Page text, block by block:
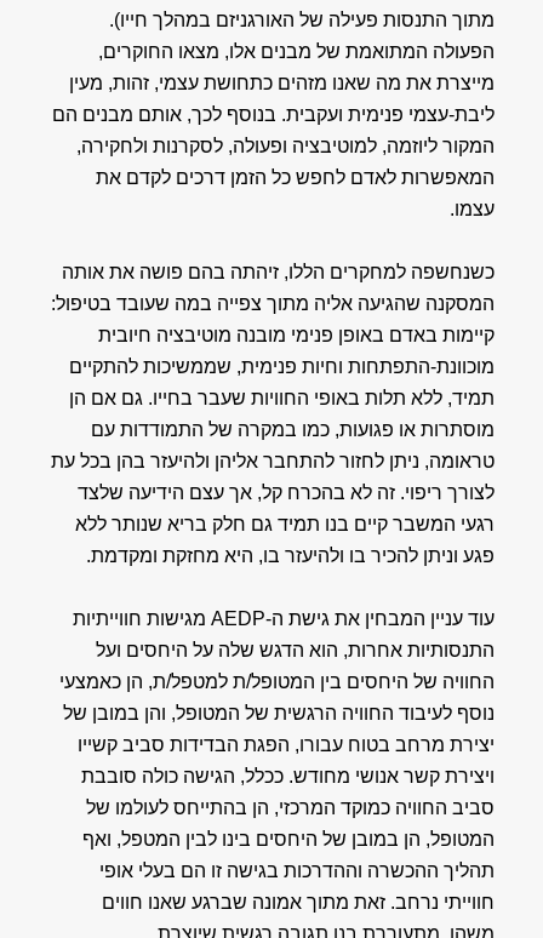
מתוך התנסות פעילה של האורגניזם במהלך חייו).
הפעולה המתואמת של מבנים אלו, מצאו החוקרים,
מייצרת את מה שאנו מזהים כתחושת עצמי, זהות, מעין
ליבת-עצמי פנימית ועקבית. בנוסף לכך, אותם מבנים הם
המקור ליוזמה, למוטיבציה ופעולה, לסקרנות ולחקירה,
המאפשרות לאדם לחפש כל הזמן דרכים לקדם את
עצמו.
כשנחשפה למחקרים הללו, זיהתה בהם פושה את אותה
המסקנה שהגיעה אליה מתוך צפייה במה שעובד בטיפול:
קיימות באדם באופן פנימי מובנה מוטיבציה חיובית
מוכוונת-התפתחות וחיות פנימית, שממשיכות להתקיים
תמיד, ללא תלות באופי החוויות שעבר בחייו. גם אם הן
מוסתרות או פגועות, כמו במקרה של התמודדות עם
טראומה, ניתן לחזור להתחבר אליהן ולהיעזר בהן בכל עת
לצורך ריפוי. זה לא בהכרח קל, אך עצם הידיעה שלצד
רגעי המשבר קיים בנו תמיד גם חלק בריא שנותר ללא
פגע וניתן להכיר בו ולהיעזר בו, היא מחזקת ומקדמת.
עוד עניין המבחין את גישת ה-AEDP מגישות חווייתיות
התנסותיות אחרות, הוא הדגש שלה על היחסים ועל
החוויה של היחסים בין המטופל/ת למטפל/ת, הן כאמצעי
נוסף לעיבוד החוויה הרגשית של המטופל, והן במובן של
יצירת מרחב בטוח עבורו, הפגת הבדידות סביב קשייו
ויצירת קשר אנושי מחודש. ככלל, הגישה כולה סובבת
סביב החוויה כמוקד המרכזי, הן בהתייחס לעולמו של
המטופל, הן במובן של היחסים בינו לבין המטפל, ואף
תהליך ההכשרה וההדרכות בגישה זו הם בעלי אופי
חווייתי נרחב. זאת מתוך אמונה שברגע שאנו חווים
משהו, מתעוררת בנו תגובה רגשית שיוצרת